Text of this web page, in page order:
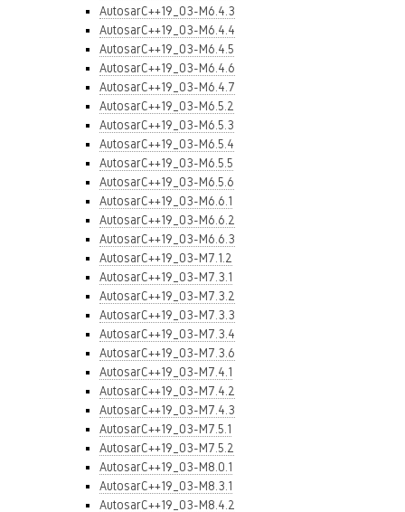
AutosarC++19_03-M6.4.3
AutosarC++19_03-M6.4.4
AutosarC++19_03-M6.4.5
AutosarC++19_03-M6.4.6
AutosarC++19_03-M6.4.7
AutosarC++19_03-M6.5.2
AutosarC++19_03-M6.5.3
AutosarC++19_03-M6.5.4
AutosarC++19_03-M6.5.5
AutosarC++19_03-M6.5.6
AutosarC++19_03-M6.6.1
AutosarC++19_03-M6.6.2
AutosarC++19_03-M6.6.3
AutosarC++19_03-M7.1.2
AutosarC++19_03-M7.3.1
AutosarC++19_03-M7.3.2
AutosarC++19_03-M7.3.3
AutosarC++19_03-M7.3.4
AutosarC++19_03-M7.3.6
AutosarC++19_03-M7.4.1
AutosarC++19_03-M7.4.2
AutosarC++19_03-M7.4.3
AutosarC++19_03-M7.5.1
AutosarC++19_03-M7.5.2
AutosarC++19_03-M8.0.1
AutosarC++19_03-M8.3.1
AutosarC++19_03-M8.4.2